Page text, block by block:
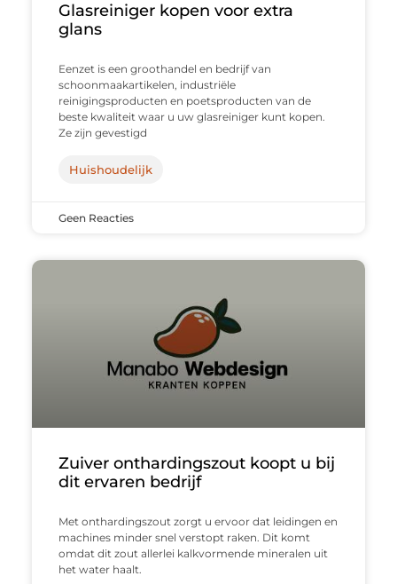
Glasreiniger kopen voor extra
glans
Eenzet is een groothandel en bedrijf van
schoonmaakartikelen, industriële
reinigingsproducten en poetsproducten van de
beste kwaliteit waar u uw glasreiniger kunt kopen.
Ze zijn gevestigd
Huishoudelijk
Geen Reacties
Zuiver onthardingszout koopt u bij
dit ervaren bedrijf
Met onthardingszout zorgt u ervoor dat leidingen en
machines minder snel verstopt raken. Dit komt
omdat dit zout allerlei kalkvormende mineralen uit
het water haalt.